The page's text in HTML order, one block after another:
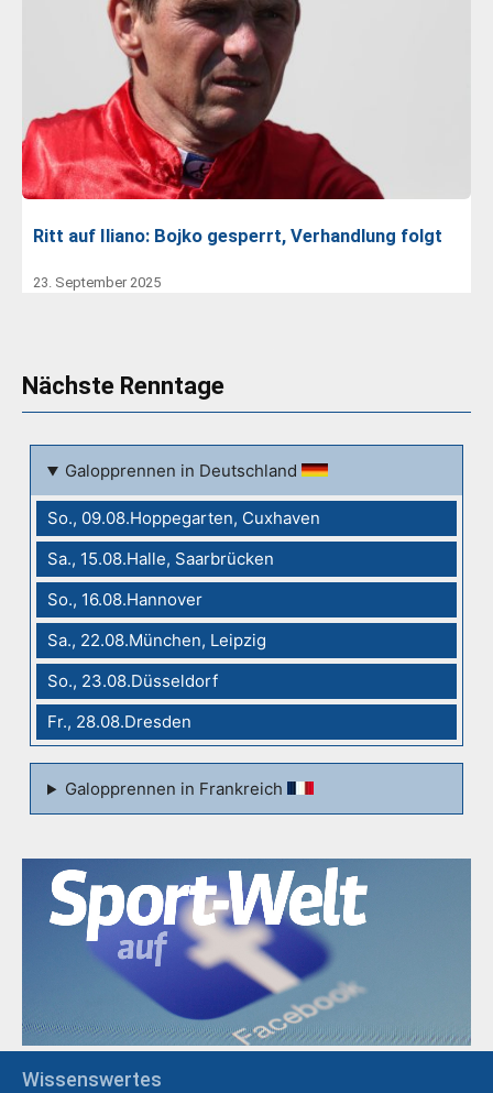
Ritt auf Iliano: Bojko gesperrt, Verhandlung folgt
23. September 2025
Nächste Renntage
Galopprennen in Deutschland
So., 09.08.Hoppegarten, Cuxhaven
Sa., 15.08.Halle, Saarbrücken
So., 16.08.Hannover
Sa., 22.08.München, Leipzig
So., 23.08.Düsseldorf
Fr., 28.08.Dresden
Galopprennen in Frankreich
Wissenswertes